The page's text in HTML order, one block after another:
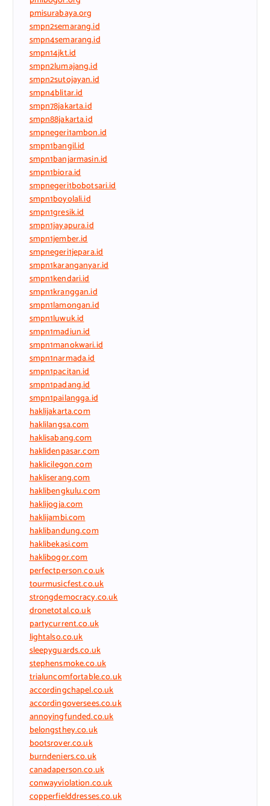
pmisurabaya.org
smpn2semarang.id
smpn4semarang.id
smpn14jkt.id
smpn2lumajang.id
smpn2sutojayan.id
smpn4blitar.id
smpn78jakarta.id
smpn88jakarta.id
smpnegeri1ambon.id
smpn1bangil.id
smpn1banjarmasin.id
smpn1biora.id
smpnegeri1bobotsari.id
smpn1boyolali.id
smpn1gresik.id
smpn1jayapura.id
smpn1jember.id
smpnegeri1jepara.id
smpn1karanganyar.id
smpn1kendari.id
smpn1kranggan.id
smpn1lamongan.id
smpn1luwuk.id
smpn1madiun.id
smpn1manokwari.id
smpn1narmada.id
smpn1pacitan.id
smpn1padang.id
smpn1pailangga.id
haklijakarta.com
haklilangsa.com
haklisabang.com
haklidenpasar.com
haklicilegon.com
hakliserang.com
haklibengkulu.com
haklijogja.com
haklijambi.com
haklibandung.com
haklibekasi.com
haklibogor.com
perfectperson.co.uk
tourmusicfest.co.uk
strongdemocracy.co.uk
dronetotal.co.uk
partycurrent.co.uk
lightalso.co.uk
sleepyguards.co.uk
stephensmoke.co.uk
trialuncomfortable.co.uk
accordingchapel.co.uk
accordingoversees.co.uk
annoyingfunded.co.uk
belongsthey.co.uk
bootsrover.co.uk
burndeniers.co.uk
canadaperson.co.uk
conwayviolation.co.uk
copperfielddresses.co.uk